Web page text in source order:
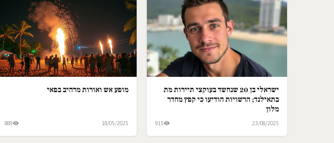
ישראלי בן 20 שנחשד בעוקצי תיירות מת
בתאילנד; הרשויות הודיעו כי קפץ מחדר
מלון
23/08/2025
915
מופע אש ואורות מרהיב בפאי
18/05/2025
889